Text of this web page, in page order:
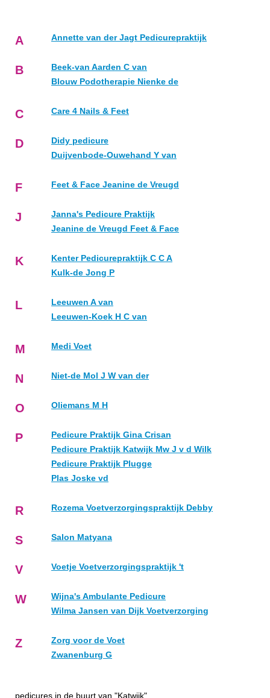
A Annette van der Jagt Pedicurepraktijk
B
Beek-van Aarden C van
Blouw Podotherapie Nienke de
C Care 4 Nails & Feet
D
Didy pedicure
Duijvenbode-Ouwehand Y van
F Feet & Face Jeanine de Vreugd
J
Janna's Pedicure Praktijk
Jeanine de Vreugd Feet & Face
K
Kenter Pedicurepraktijk C C A
Kulk-de Jong P
L
Leeuwen A van
Leeuwen-Koek H C van
M Medi Voet
N Niet-de Mol J W van der
O Oliemans M H
P
Pedicure Praktijk Gina Crisan
Pedicure Praktijk Katwijk Mw J v d Wilk
Pedicure Praktijk Plugge
Plas Joske vd
R Rozema Voetverzorgingspraktijk Debby
S Salon Matyana
V Voetje Voetverzorgingspraktijk 't
W
Wijna's Ambulante Pedicure
Wilma Jansen van Dijk Voetverzorging
Z
Zorg voor de Voet
Zwanenburg G
pedicures in de buurt van "Katwijk"